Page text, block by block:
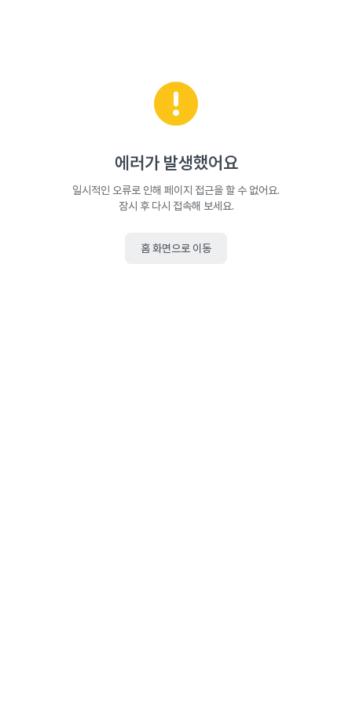
에러가 발생했어요
일시적인 오류로 인해 페이지 접근을 할 수 없어요.
잠시 후 다시 접속해 보세요.
홈 화면으로 이동